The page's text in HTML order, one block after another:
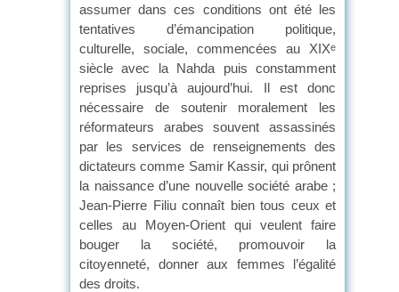
assumer dans ces conditions ont été les
tentatives d’émancipation politique,
culturelle, sociale, commencées au XIXe
siècle avec la Nahda puis constamment
reprises jusqu’à aujourd’hui. Il est donc
nécessaire de soutenir moralement les
réformateurs arabes souvent assassinés
par les services de renseignements des
dictateurs comme Samir Kassir, qui prônent
la naissance d’une nouvelle société arabe ;
Jean-Pierre Filiu connaît bien tous ceux et
celles au Moyen-Orient qui veulent faire
bouger la société, promouvoir la
citoyenneté, donner aux femmes l’égalité
des droits.